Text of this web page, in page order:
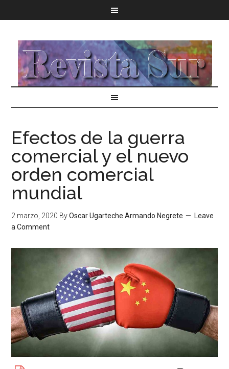
Efectos de la guerra
comercial y el nuevo
orden comercial
mundial
2 marzo, 2020 ByOscar Ugarteche Armando Negrete
Leave
a Comment